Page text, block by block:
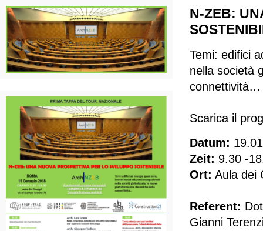
N-ZEB:
Temi: edifici
nella società
connettività…
Scarica il
Datum:
Zeit: 9.30 -
Ort: Aula dei
Referent:
Gianni